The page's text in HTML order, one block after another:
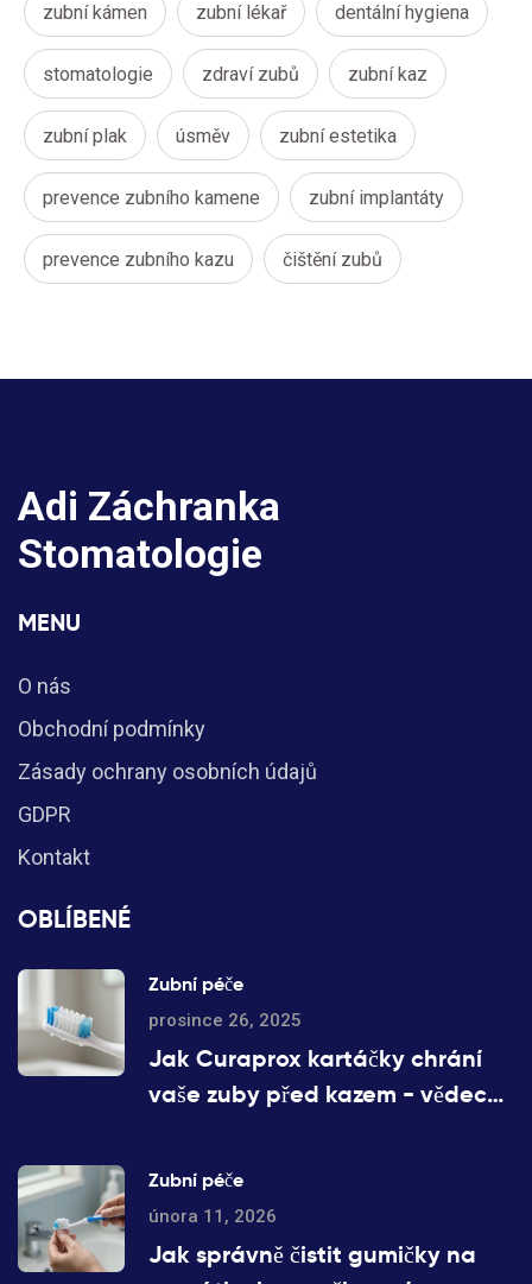
zubní kámen zubní lékař dentální hygiena
stomatologie zdraví zubů zubní kaz
zubní plak úsměv zubní estetika
prevence zubního kamene zubní implantáty
prevence zubního kazu čištění zubů
Adi Záchranka
Stomatologie
MENU
O nás
Obchodní podmínky
Zásady ochrany osobních údajů
GDPR
Kontakt
OBLÍBENÉ
Zubní péče
prosince 26, 2025
Jak Curaprox kartáčky chrání
vaše zuby před kazem - vědecky
Zubní péče
února 11, 2026
Jak správně čistit gumičky na